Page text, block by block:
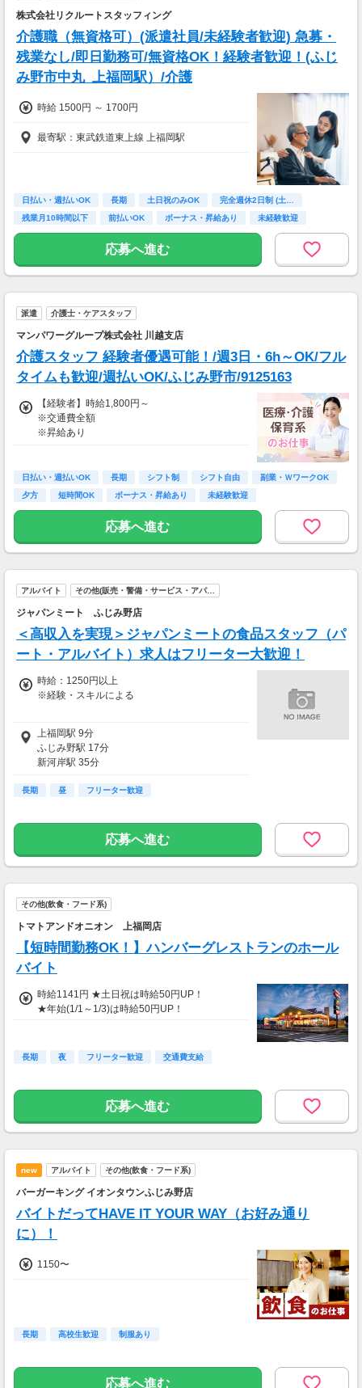
株式会社リクルートスタッフィング
介護職（無資格可）(派遣社員/未経験者歓迎) 急募・
残業なし/即日勤務可/無資格OK！経験者歓迎！(ふじ
み野市中丸_上福岡駅）/介護
時給 1500円 ～ 1700円
最寄駅：東武鉄道東上線 上福岡駅
日払い・週払いOK 長期 土日祝のみOK
完全週休2日制 (土…
残業月10時間以下
前払いOK ボーナス・昇給あり
未経験歓迎
主婦(夫)歓迎
応募へ進む
派遣 介護士・ケアスタッフ
マンパワーグループ株式会社 川越支店
介護スタッフ 経験者優遇可能！/週3日・6h～OK/フル
タイムも歓迎/週払いOK/ふじみ野市/9125163
【経験者】時給1,800円～
※交通費全額
※昇給あり
◎日勤／経験者の場合
・日収(1,800*8)円（時給1,800円×8h）
※資格手当あり（時給50円～UP/資格の種類に
よって異なる）
※週払いOK（規定あり）
（稼働開始時は手続き完了次第となります）
交通費：別途全額支給
※車・バイク通勤に関して施設により異なる場
合あり（応相談）
日払い・週払いOK 長期 シフト制 シフト自由
副業・ＷワークOK
夕方
短時間OK ボーナス・昇給あり 未経験歓迎
応募へ進む
アルバイト その他(販売・警備・サービス・アパ…
ジャパンミート ふじみ野店
＜高収入を実現＞ジャパンミートの食品スタッフ（パ
ート・アルバイト）求人はフリーター大歓迎！
時給：1250円以上
※経験・スキルによる
時給1250円以上
平日17時以降＋100円・土日祝＋100円
上福岡駅 9分
ふじみ野駅 17分
新河岸駅 35分
鶴瀬駅 44分
南古谷駅 51分
長期 昼 フリーター歓迎
応募へ進む
その他(飲食・フード系)
トマトアンドオニオン 上福岡店
【短時間勤務OK！】ハンバーグレストランのホール
バイト
時給1141円 ★土日祝は時給50円UP！
★年始(1/1～1/3)は時給50円UP！
長期 夜 フリーター歓迎 交通費支給
応募へ進む
new アルバイト その他(飲食・フード系)
バーガーキング イオンタウンふじみ野店
バイトだってHAVE IT YOUR WAY（お好み通り
に）！
1150〜
長期 高校生歓迎 制服あり
応募へ進む